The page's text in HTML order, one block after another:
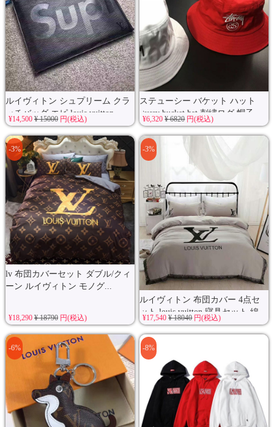
ルイヴィトン シュプリーム クラ
ッチバッグ エピ louis vuitton...
¥14,500 ¥ 15000円(税込)
ステューシー バケット ハット
stussy bucket hat 刺繍ログ 帽子 ...
¥6,320¥ 6820円(税込)
lv 布団カバーセット ダブル/クィ
ーン ルイヴィトン モノグ...
-3%
¥18,290 ¥ 18790円(税込)
ルイヴィトン 布団カバー 4点セ
ット louis vuitton 寝具セット 綿...
-3%
¥17,540¥ 18040円(税込)
-6% -8%